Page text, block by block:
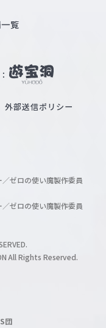
覧
外部送信ポリシー
ゼロの使い魔製作委員
ゼロの使い魔製作委員
All Rights Reserved.
団